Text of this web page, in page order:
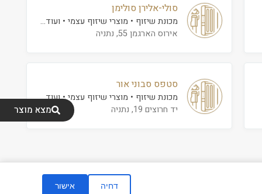
סולי-אלירן סולימן
מכונת שיזוף מוצרי שיזוף עצמי
ועוד...
אירוס הארגמן 55, נתניה
סטפס סבוני אור
מכונת שיזוף מוצרי שיזוף עצמי
ועוד...
יד חרוצים 19, נתניה
מדיניות פרטיות|תנאי שימוש
מצא מוצר
דחיה אישור